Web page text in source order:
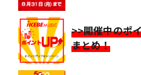
>>開催中のポ
まとめ！